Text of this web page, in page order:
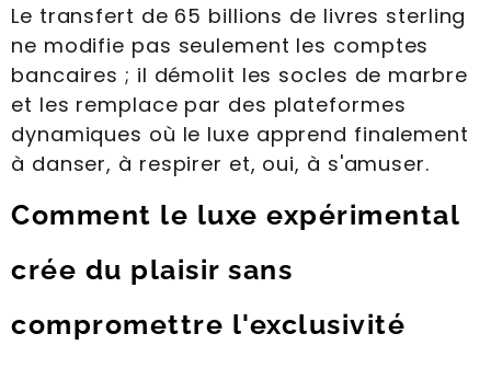
Le transfert de 65 billions de livres sterling
ne modifie pas seulement les comptes
bancaires ; il démolit les socles de marbre
et les remplace par des plateformes
dynamiques où le luxe apprend finalement
à danser, à respirer et, oui, à s'amuser.
Comment le luxe expérimental
crée du plaisir sans
compromettre l'exclusivité